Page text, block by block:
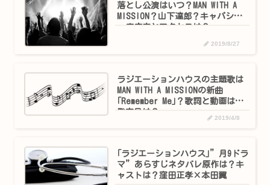
落とし公演はいつ？MAN WITH A
MISSION？山下達郎？キャパシテ
ィ座席表とアクセスは？
2019/8/27
ラジエーションハウスの主題歌は
MAN WITH A MISSIONの新曲
｢Remember Me｣？歌詞と動画は？
発売日は？
2019/4/8
｢ラジエーションハウス｣”月9ドラ
マ”あらすじネタバレ原作は？キ
ャストは？窪田正孝×本田翼